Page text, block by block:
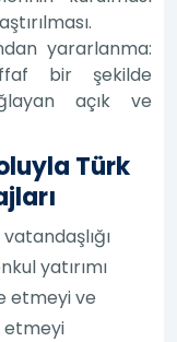
yararlanma:
bir şekilde
açık ve
Türk
yatırımı
etmeyi ve
etmeyi